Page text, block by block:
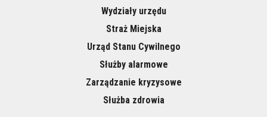
Wydziały urzędu
Straż Miejska
Urząd Stanu Cywilnego
Służby alarmowe
Zarządzanie kryzysowe
Służba zdrowia